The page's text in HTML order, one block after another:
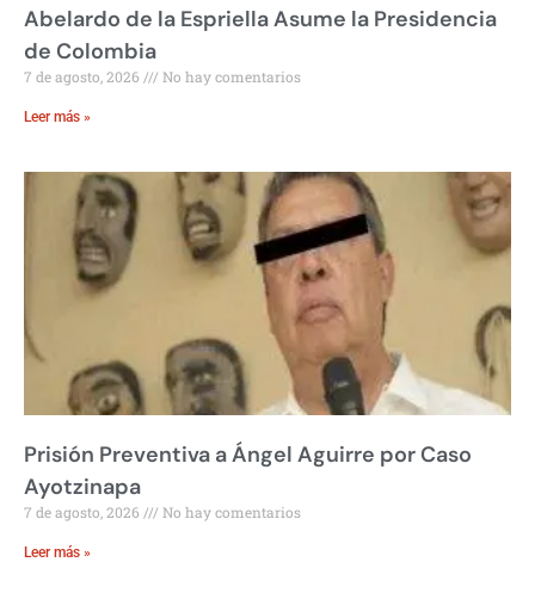
Abelardo de la Espriella Asume la Presidencia
de Colombia
7 de agosto, 2026 No hay comentarios
Leer más »
Prisión Preventiva a Ángel Aguirre por Caso
Ayotzinapa
7 de agosto, 2026 No hay comentarios
Leer más »